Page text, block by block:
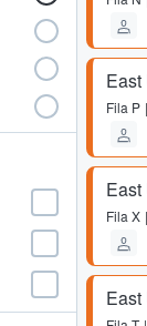
East
Fila P
Fila X
East